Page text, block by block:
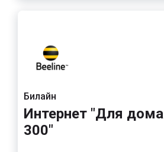
Билайн
Интернет "Для дома
300"